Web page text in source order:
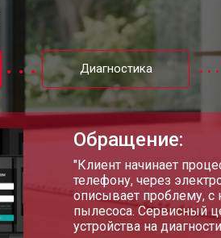
Диагностика
Обращение:
"Клиент начинает
телефону, через
описывает проблему, с
пылесоса. Сервисный
устройства на